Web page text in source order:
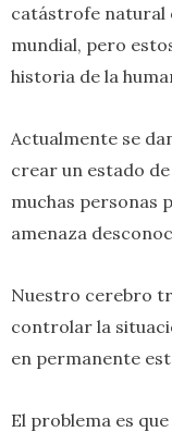
catástrofe natural
mundial, pero
historia de la
Actualmente se
crear un estado
muchas personas
amenaza
Nuestro cerebro
controlar la
en permanente
El problema es